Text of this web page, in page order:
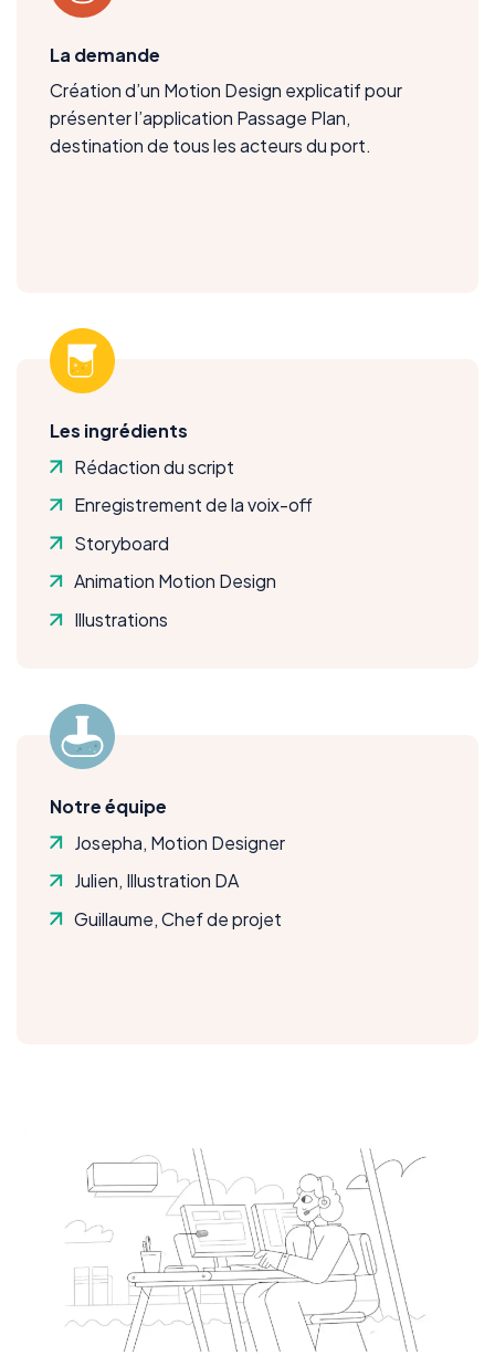
La demande
Création d’un Motion Design explicatif pour
présenter l’application Passage Plan,
destination de tous les acteurs du port.
Les ingrédients
Rédaction du script
Enregistrement de la voix-off
Storyboard
Animation Motion Design
Illustrations
Notre équipe
Josepha, Motion Designer
Julien, Illustration DA
Guillaume, Chef de projet